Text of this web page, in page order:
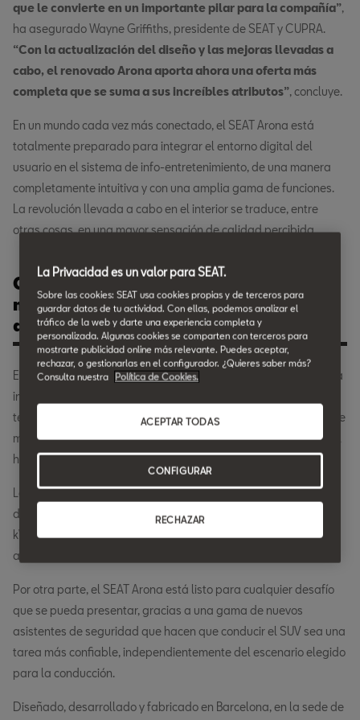
que le convierte en un importante pilar para la compañía”,
ha asegurado Wayne Griffiths, presidente de SEAT y CUPRA.
“Con la actualización del diseño y las mejoras llevadas a
cabo, el renovado Arona aporta ahora una oferta más
completa que se suma a sus increíbles atributos”, concluye.
En un mundo cada vez más conectado, el SEAT Arona está
totalmente preparado para integrar el entorno digital del
usuario en el sistema de info-entretenimiento, de una manera
completamente intuitiva y con una amplia gama de funciones.
La revolución llevada a cabo en el interior se traduce, entre
otras cosas, en una mayor sensación de calidad percibida.
Con una imagen de carácter más
marcado, especialmente en el
acabado Xperience.
Esto se consigue gracias a un lenguaje de diseño redefinido y la
incorporación de una serie de elementos como la nueva
tecnología de iluminación ambiental o las nuevas pantallas que
muestran la información en la consola central. Gracias a ello, el
habitáculo ofrece ahora más fuerza y personalidad.
La oferta mecánica está compuesta por cuatro motores
diferentes, con potencias de entre 90 CV (66 kW) y 150 CV (110
kW), en gasolina (TSI) y gas natural comprimido (TGI). Se
asocian a transmisiones manuales o DSG de doble embrague.
Por otra parte, el SEAT Arona está listo para cualquier desafío
que se pueda presentar, gracias a una gama de nuevos
asistentes de seguridad que hacen que conducir el SUV sea una
tarea más confiable, independientemente del escenario elegido
para la conducción.
Diseñado, desarrollado y fabricado en Barcelona, ​​en la sede de
La Privacidad es un valor para SEAT.
Sobre las cookies: SEAT usa cookies propias y de terceros para
guardar datos de tu actividad. Con ellas, podemos analizar el
tráfico de la web y darte una experiencia completa y
personalizada. Algunas cookies se comparten con terceros para
mostrarte publicidad online más relevante. Puedes aceptar,
rechazar, o gestionarlas en el configurador. ¿Quieres saber más?
Consulta nuestra
Política de Cookies.
RECHAZAR
ACEPTAR TODAS
CONFIGURAR